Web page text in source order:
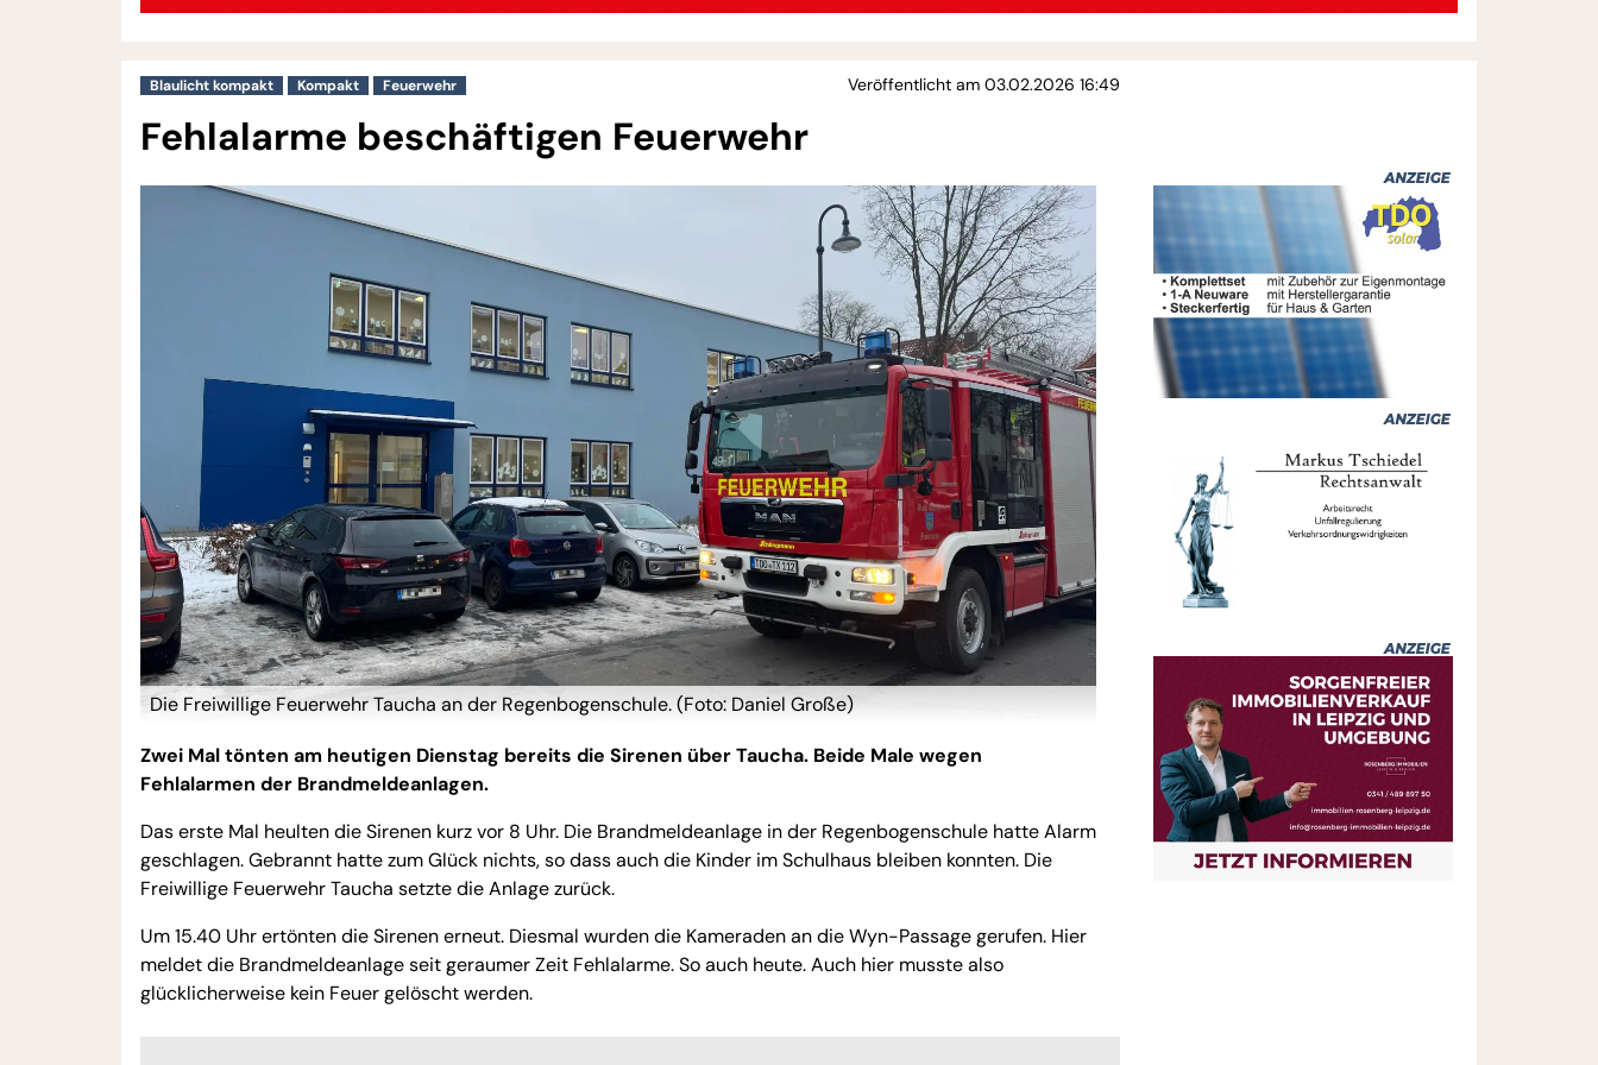
Blaulicht kompakt Kompakt Feuerwehr Veröffentlicht am 03.02.2026 16:49
Fehlalarme beschäftigen Feuerwehr
Die Freiwillige Feuerwehr Taucha an der Regenbogenschule. (Foto: Daniel Große)
Zwei Mal tönten am heutigen Dienstag bereits die Sirenen über Taucha. Beide Male wegen
Fehlalarmen der Brandmeldeanlagen.
Das erste Mal heulten die Sirenen kurz vor 8 Uhr. Die Brandmeldeanlage in der Regenbogenschule hatte Alarm
geschlagen. Gebrannt hatte zum Glück nichts, so dass auch die Kinder im Schulhaus bleiben konnten. Die
Freiwillige Feuerwehr Taucha setzte die Anlage zurück.
Um 15.40 Uhr ertönten die Sirenen erneut. Diesmal wurden die Kameraden an die Wyn-Passage gerufen. Hier
meldet die Brandmeldeanlage seit geraumer Zeit Fehlalarme. So auch heute. Auch hier musste also
glücklicherweise kein Feuer gelöscht werden.